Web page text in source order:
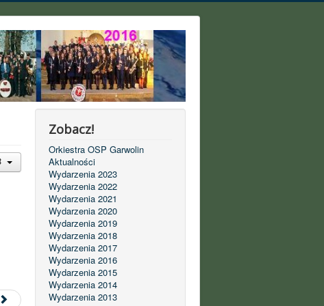
Zobacz!
Orkiestra OSP Garwolin
Aktualności
Wydarzenia 2023
Wydarzenia 2022
Wydarzenia 2021
Wydarzenia 2020
Wydarzenia 2019
Wydarzenia 2018
Wydarzenia 2017
Wydarzenia 2016
Wydarzenia 2015
Wydarzenia 2014
Wydarzenia 2013